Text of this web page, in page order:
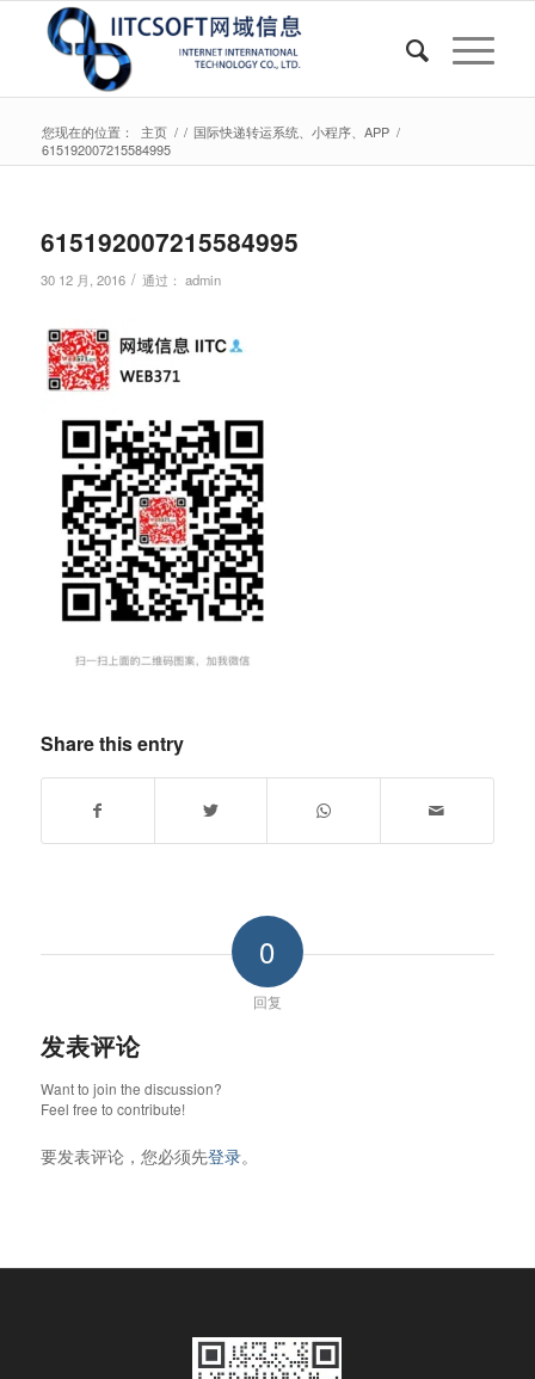
您现在的位置： 主页 / / 国际快递转运系统、小程序、APP /
615192007215584995
615192007215584995
30 12 月, 2016 / 通过： admin
Share this entry
0
回复
发表评论
Want to join the discussion?
Feel free to contribute!
要发表评论，您必须先登录。